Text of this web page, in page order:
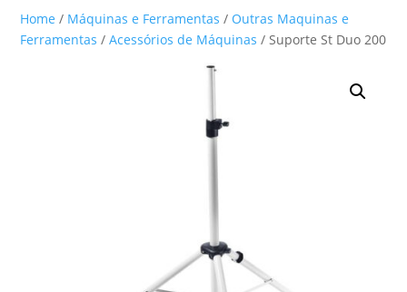
Home / Máquinas e Ferramentas / Outras Maquinas e
Ferramentas /Acessórios de Máquinas / Suporte St Duo 200